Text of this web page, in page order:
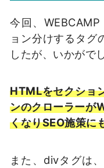
今回、
ョン分けするタグ
したが、いかがで
HTMLをセクショ
ンのクローラーが
くなりSEO施策に
また、divタグは